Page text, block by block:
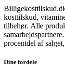
kosttilskud,
tilbehør. Alle
procentdel af
Dine fordele